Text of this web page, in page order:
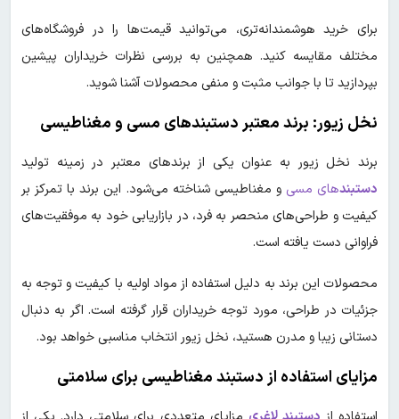
برای خرید هوشمندانه‌تری، می‌توانید قیمت‌ها را در فروشگاه‌های
مختلف مقایسه کنید. همچنین به بررسی نظرات خریداران پیشین
بپردازید تا با جوانب مثبت و منفی محصولات آشنا شوید.
نخل زیور: برند معتبر دستبندهای مسی و مغناطیسی
برند نخل زیور به عنوان یکی از برندهای معتبر در زمینه تولید
دستبندهای مسی و مغناطیسی شناخته می‌شود. این برند با تمرکز بر
کیفیت و طراحی‌های منحصر به فرد، در بازاریابی خود به موفقیت‌های
فراوانی دست یافته است.
محصولات این برند به دلیل استفاده از مواد اولیه با کیفیت و توجه به
جزئیات در طراحی، مورد توجه خریداران قرار گرفته است. اگر به دنبال
دستانی زیبا و مدرن هستید، نخل زیور انتخاب مناسبی خواهد بود.
مزایای استفاده از دستبند مغناطیسی برای سلامتی